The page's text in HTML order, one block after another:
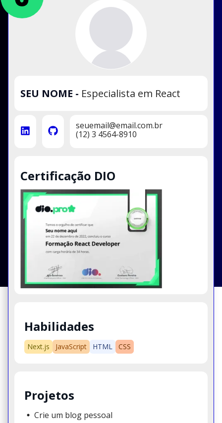
SEU NOME - Especialista em React
seuemail@email.com.br
(12) 3 4564-8910
Certificação DIO
Habilidades
Next.js JavaScript HTML CSS
Projetos
Crie um blog pessoal